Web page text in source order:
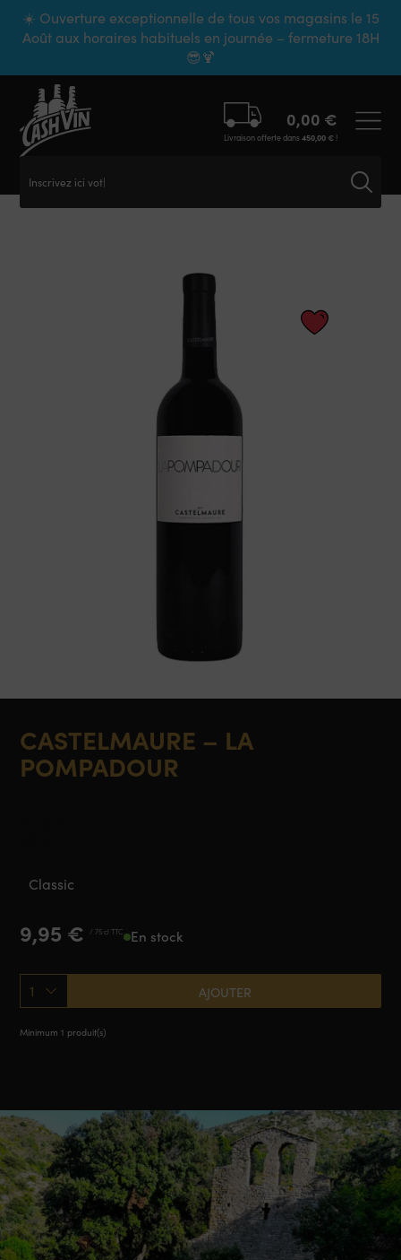
☀️ Ouverture exceptionnelle de tous vos magasins le 15
Août aux horaires habituels en journée – fermeture 18H
😎🍹
Inscrivez ici votre
0,00 €
Livraison offerte dans450,00 €!
CASTELMAURE – LA
POMPADOUR
9,95 € / 75 cl TTC En stock
1 AJOUTER
Minimum 1 produit(s)
Classic
Panneau de gestion des cookies